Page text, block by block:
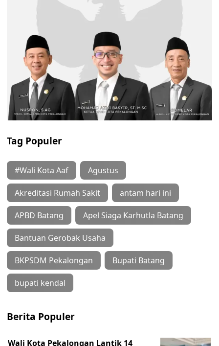
Tag Populer
#Wali Kota Aaf Agustus
Akreditasi Rumah Sakit antam hari ini
APBD Batang Apel Siaga Karhutla Batang
Bantuan Gerobak Usaha
BKPSDM Pekalongan Bupati Batang
bupati kendal
Berita Populer
Wali Kota Pekalongan Lantik 14